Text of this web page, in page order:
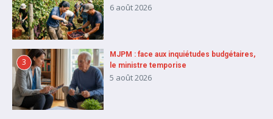
6 août 2026
3
MJPM : face aux inquiétudes budgétaires,
le ministre temporise
5 août 2026